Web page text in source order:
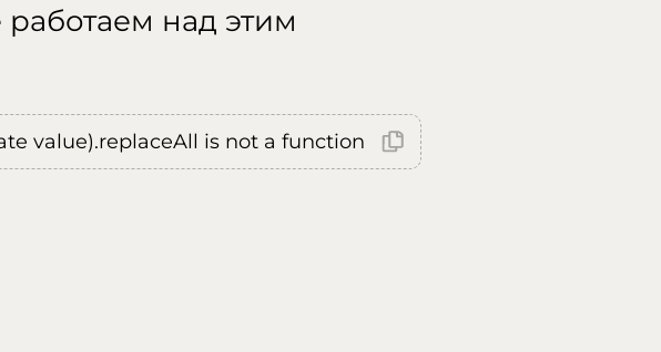
над этим
value).replaceAll is not a function